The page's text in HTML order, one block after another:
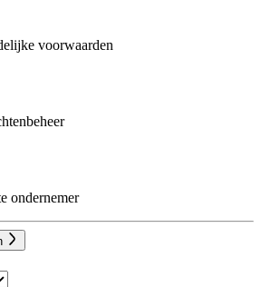
voorwaarden
ondernemer